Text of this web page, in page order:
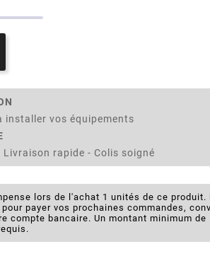
installer vos équipements
rapide - Colis soigné
lors de l'achat 1 unités de ce produit.
payer vos prochaines commandes,
compte bancaire. Un montant minimum de